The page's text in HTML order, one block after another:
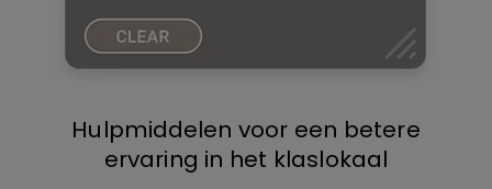
Hulpmiddelen voor een betere
ervaring in het klaslokaal